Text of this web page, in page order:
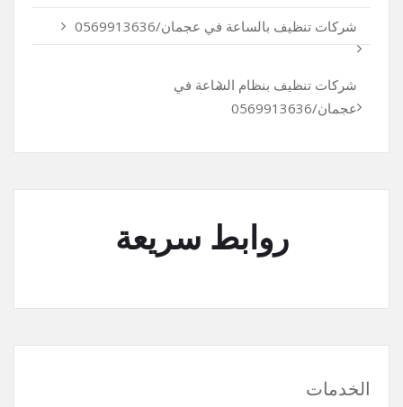
شركات تنظيف بالساعة في عجمان/0569913636
شركات تنظيف بنظام الساعة في
عجمان/0569913636
روابط سريعة
الخدمات